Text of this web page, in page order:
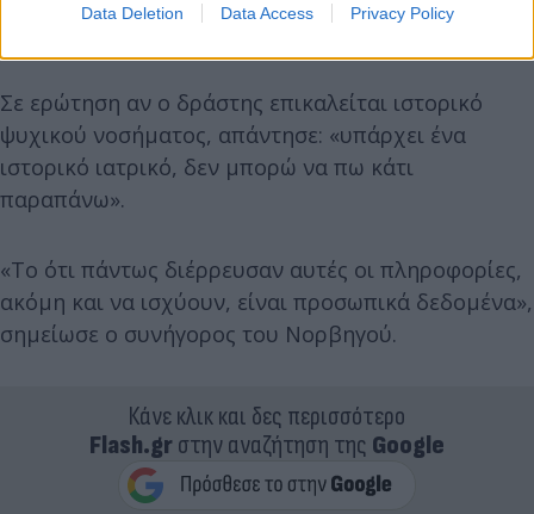
Data Deletion Data Access Privacy Policy
Σε ερώτηση αν ο δράστης επικαλείται ιστορικό
ψυχικού νοσήματος, απάντησε: «υπάρχει ένα
ιστορικό ιατρικό, δεν μπορώ να πω κάτι
παραπάνω».
«Το ότι πάντως διέρρευσαν αυτές οι πληροφορίες,
ακόμη και να ισχύουν, είναι προσωπικά δεδομένα»,
σημείωσε ο συνήγορος του Νορβηγού.
Κάνε κλικ και δες περισσότερο
Flash.grστην αναζήτηση της Google